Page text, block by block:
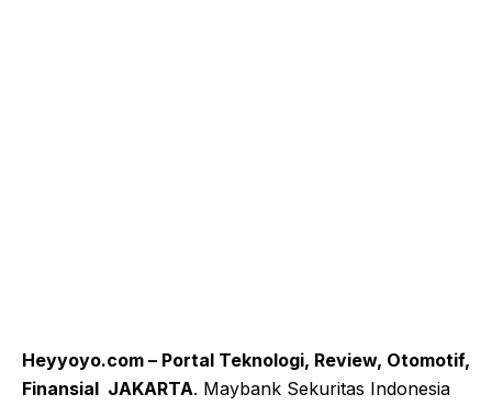
Heyyoyo.com – Portal Teknologi, Review, Otomotif,
Finansial JAKARTA. Maybank Sekuritas Indonesia